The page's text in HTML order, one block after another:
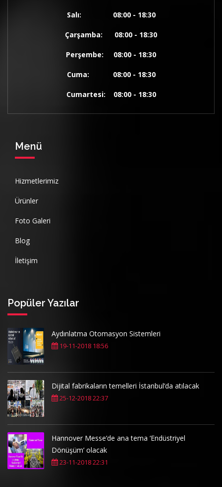
Salı: 08:00 - 18:30
Çarşamba: 08:00 - 18:30
Perşembe: 08:00 - 18:30
Cuma: 08:00 - 18:30
Cumartesi: 08:00 - 18:30
Menü
Hizmetlerimiz
Ürünler
Foto Galeri
Blog
İletişim
Popüler Yazılar
Aydınlatma Otomasyon Sistemleri
19-11-2018 18:56
Dijital fabrikaların temelleri İstanbul’da atılacak
25-12-2018 22:37
Hannover Messe’de ana tema ‘Endüstriyel
Dönüşüm’ olacak
23-11-2018 22:31